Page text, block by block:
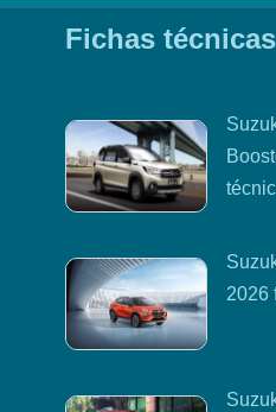
Fichas
2026